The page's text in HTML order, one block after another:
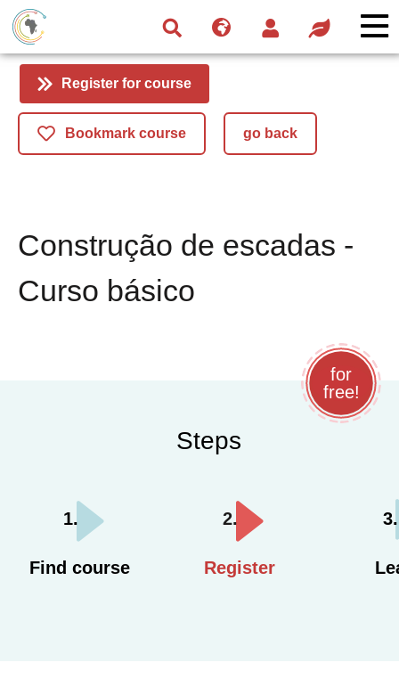
Skip
navigation
Skip
main
content
Skip
footer
Register for course
Bookmark course go back
Construção de escadas -
Curso básico
Steps
Find course Register
for
free!